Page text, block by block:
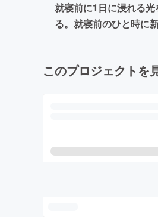
就寝前に1日に浸れる
る。就寝前のひと時に
このプロジェクトを